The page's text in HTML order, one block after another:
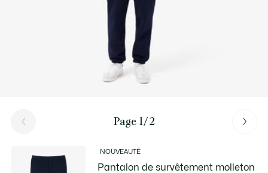
Page 1/2
NOUVEAUTÉ
Pantalon de survêtement molleton